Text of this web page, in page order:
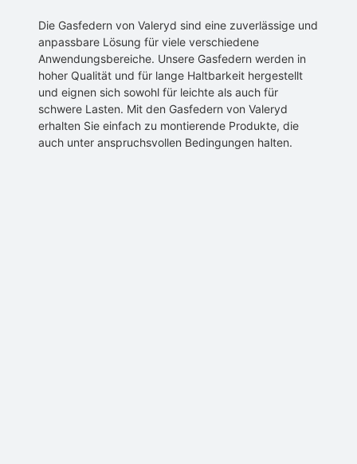
Die Gasfedern von Valeryd sind eine zuverlässige und
anpassbare Lösung für viele verschiedene
Anwendungsbereiche. Unsere Gasfedern werden in
hoher Qualität und für lange Haltbarkeit hergestellt
und eignen sich sowohl für leichte als auch für
schwere Lasten. Mit den Gasfedern von Valeryd
erhalten Sie einfach zu montierende Produkte, die
auch unter anspruchsvollen Bedingungen halten.